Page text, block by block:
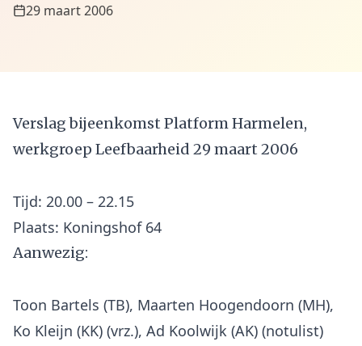
29 maart 2006
Verslag bijeenkomst Platform Harmelen,
werkgroep Leefbaarheid 29 maart 2006
Tijd: 20.00 – 22.15
Aanwezig:
Toon Bartels (TB), Maarten Hoogendoorn (MH),